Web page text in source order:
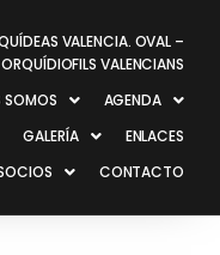
VALENCIA. OVAL –
ORQUÍDIOFILS VALENCIANS
SOMOS
AGENDA
GALERÍA
ENLACES
CONTACTO